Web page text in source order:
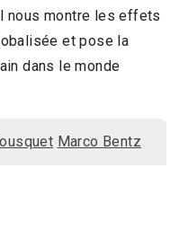
nous montre les effets
et pose la
dans le monde
Marco Bentz